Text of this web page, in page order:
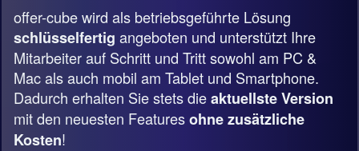
offer-cube wird als betriebsgeführte Lösung
schlüsselfertig angeboten und unterstützt Ihre
Mitarbeiter auf Schritt und Tritt sowohl am PC &
Mac als auch mobil am Tablet und Smartphone.
Dadurch erhalten Sie stets dieaktuellste Version
mit den neuesten Featuresohne zusätzliche
Kosten!